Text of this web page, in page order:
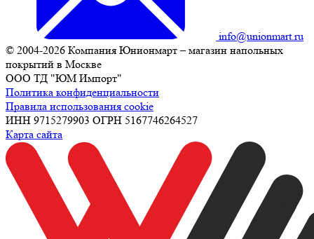
info@unionmart.ru
© 2004-2026 Компания Юнионмарт – магазин напольных
покрытий в Москве
ООО ТД "ЮМ Импорт"
Политика конфиденциальности
Правила использования cookie
ИНН 9715279903 ОГРН 5167746264527
Карта сайта